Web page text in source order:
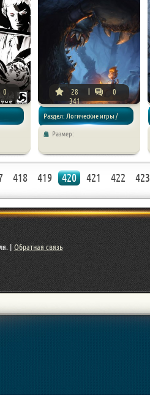
0
28
341
0
Раздел: Логические игры /
Размер:
418 419 420 421 422 423
|Обратная связь